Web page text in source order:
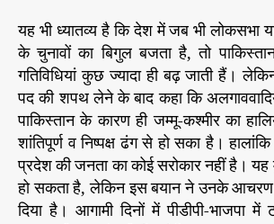
यह भी ध्यातव्य है कि देश में जब भी लोकसभा
के चुनावों का बिगुल बजता है, तो
गतिविधियां कुछ ज्यादा ही बढ़ जाती हैं।
पद की शपथ लेने के बाद कहा कि
पाकिस्तान के कारण ही जम्मू-कश्मीर का
शांतिपूर्ण व निष्पक्ष ढंग से हो सका है।
प्रदेश की जनता का कोई सरोकार नहीं है। यह
हो सकता है, लेकिन इस बयान ने उनके आचरण
दिया है। आगामी दिनों में पीडीपी-भाजपा